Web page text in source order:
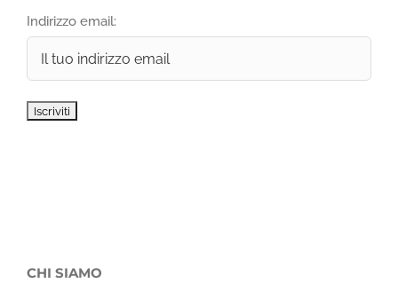
Indirizzo email:
CHI SIAMO